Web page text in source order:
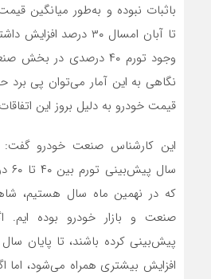
باثبات نبوده و به‌طور میانگین
تا آبان امسال ۳۰ درصد
وجود تورم ۴۰ درصدی در
قیمت خودرو به دلیل بروز این
این کارشناس صنعت خودرو گفت:
سال
صنعت و بازار خودرو بوده ایم.
پیش‌بینی کرده باشند، تا پایان
افزایش بیشتری همراه می‌شود، اما